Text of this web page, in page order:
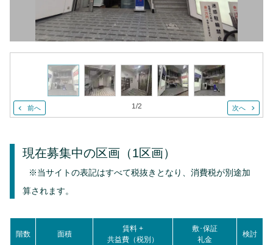
前へ 1/2 次へ
現在募集中の区画 （1区画）
※当サイトの表記はすべて税抜きとなり、消費税が別途加
算されます。
階数 面積
賃料 +
共益費（税別）
敷･保証
礼金
検討